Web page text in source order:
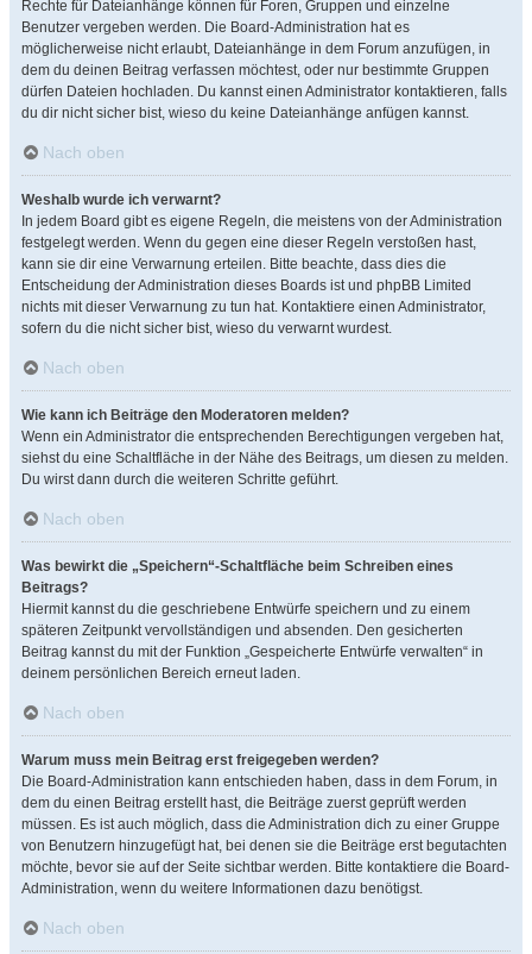
Rechte für Dateianhänge können für Foren, Gruppen und einzelne
Benutzer vergeben werden. Die Board-Administration hat es
möglicherweise nicht erlaubt, Dateianhänge in dem Forum anzufügen, in
dem du deinen Beitrag verfassen möchtest, oder nur bestimmte Gruppen
dürfen Dateien hochladen. Du kannst einen Administrator kontaktieren, falls
du dir nicht sicher bist, wieso du keine Dateianhänge anfügen kannst.
Nach oben
Weshalb wurde ich verwarnt?
In jedem Board gibt es eigene Regeln, die meistens von der Administration
festgelegt werden. Wenn du gegen eine dieser Regeln verstoßen hast,
kann sie dir eine Verwarnung erteilen. Bitte beachte, dass dies die
Entscheidung der Administration dieses Boards ist und phpBB Limited
nichts mit dieser Verwarnung zu tun hat. Kontaktiere einen Administrator,
sofern du die nicht sicher bist, wieso du verwarnt wurdest.
Nach oben
Wie kann ich Beiträge den Moderatoren melden?
Wenn ein Administrator die entsprechenden Berechtigungen vergeben hat,
siehst du eine Schaltfläche in der Nähe des Beitrags, um diesen zu melden.
Du wirst dann durch die weiteren Schritte geführt.
Nach oben
Was bewirkt die „Speichern“-Schaltfläche beim Schreiben eines
Beitrags?
Hiermit kannst du die geschriebene Entwürfe speichern und zu einem
späteren Zeitpunkt vervollständigen und absenden. Den gesicherten
Beitrag kannst du mit der Funktion „Gespeicherte Entwürfe verwalten“ in
deinem persönlichen Bereich erneut laden.
Nach oben
Warum muss mein Beitrag erst freigegeben werden?
Die Board-Administration kann entschieden haben, dass in dem Forum, in
dem du einen Beitrag erstellt hast, die Beiträge zuerst geprüft werden
müssen. Es ist auch möglich, dass die Administration dich zu einer Gruppe
von Benutzern hinzugefügt hat, bei denen sie die Beiträge erst begutachten
möchte, bevor sie auf der Seite sichtbar werden. Bitte kontaktiere die Board-
Administration, wenn du weitere Informationen dazu benötigst.
Nach oben